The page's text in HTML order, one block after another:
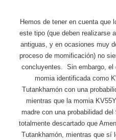
Hemos de tener en cuenta que
este tipo (que deben realizarse
antiguas, y en ocasiones muy
proceso de momificación) no
concluyentes. Sin embargo, el
momia identificada como
Tutankhamón con una
mientras que la momia
madre con una probabilidad
totalmente descartado que
Tutankhamón, mientras que sí